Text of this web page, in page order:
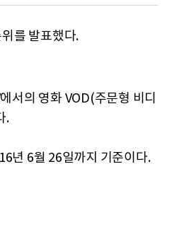
를 발표했다.
서의 영화 VOD(주문형 비디
.
년 6월 26일까지 기준이다.